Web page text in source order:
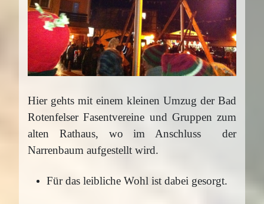
Hier gehts mit einem kleinen Umzug der Bad
Rotenfelser Fasentvereine und Gruppen zum
alten Rathaus, wo im Anschluss
der
Narrenbaum aufgestellt wird.
Für das leibliche Wohl ist dabei gesorgt.